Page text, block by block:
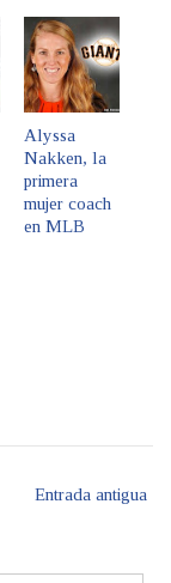
Alyssa
Nakken, la
primera
mujer coach
en MLB
Entrada antigua